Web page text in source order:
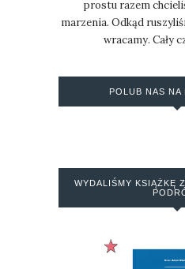
prostu razem
marzenia. Odkąd
wracamy. Cały
POLUB NAS NA
WYDALIŚMY KSIĄŻKĘ